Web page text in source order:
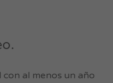
al menos un año